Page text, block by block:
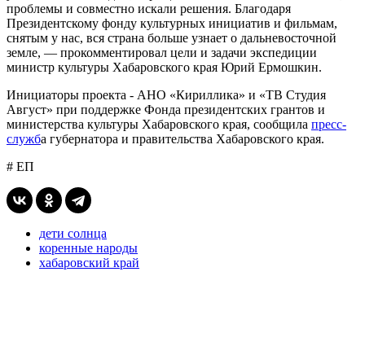
проблемы и совместно искали решения. Благодаря
Президентскому фонду культурных инициатив и фильмам,
снятым у нас, вся страна больше узнает о дальневосточной
земле, — прокомментировал цели и задачи экспедиции
министр культуры Хабаровского края Юрий Ермошкин.
Инициаторы проекта - АНО «Кириллика» и «ТВ Студия
Август» при поддержке Фонда президентских грантов и
министерства культуры Хабаровского края, сообщила пресс-
служба губернатора и правительства Хабаровского края.
# ЕП
дети солнца
коренные народы
хабаровский край